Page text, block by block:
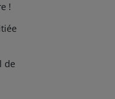
!
de